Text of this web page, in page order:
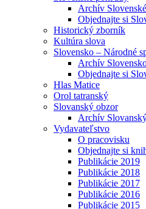
Archív
Objednajte si
Historický zborník
Kultúra slova
Slovensko – Národné
Archív
Objednajte si
Hlas Matice
Orol tatranský
Slovanský obzor
Archív
Vydavateľstvo
O pracovisku
Objednajte si
Publikácie 2019
Publikácie 2018
Publikácie 2017
Publikácie 2016
Publikácie 2015